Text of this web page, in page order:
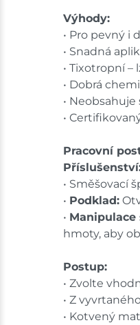
Výhody:
• Pro pevný i
• Snadná
• Tixotropní –
• Dobrá
• Neobsahuje
•
Pracovní
• Směšovací
• Podklad:
• Manipulace
hmoty, aby
Postup:
• Zvolte
• Z
• Kotvený